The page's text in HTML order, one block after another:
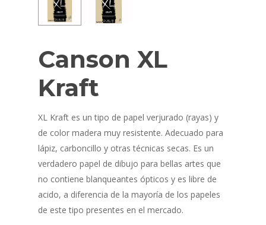
Canson XL
Kraft
XL Kraft es un tipo de papel verjurado (rayas) y
de color madera muy resistente. Adecuado para
lápiz, carboncillo y otras técnicas secas. Es un
verdadero papel de dibujo para bellas artes que
no contiene blanqueantes ópticos y es libre de
acido, a diferencia de la mayoría de los papeles
de este tipo presentes en el mercado.